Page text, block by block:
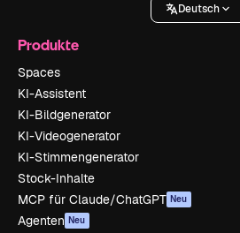
Deutsch
Produkte
Spaces
KI-Assistent
KI-Bildgenerator
KI-Videogenerator
KI-Stimmengenerator
Stock-Inhalte
MCP für Claude/ChatGPT Neu
Agenten Neu